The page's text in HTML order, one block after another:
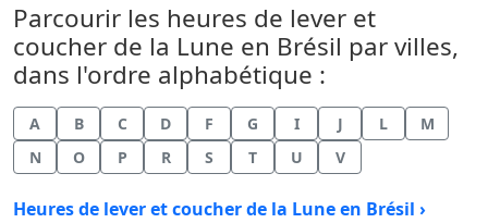
Parcourir les heures de lever et
coucher de la Lune en Brésil par villes,
dans l'ordre alphabétique :
A B C D F G I J L
M
N
O P R S T U V
Heures de lever et coucher de la Lune en Brésil ›